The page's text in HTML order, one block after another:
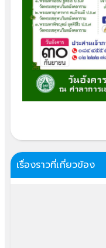
เรื่องราวที่เกี่ยวข้อง